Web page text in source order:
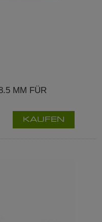
MM FÜR
KAUFEN